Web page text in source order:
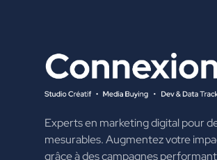
Experts en marketing digital pour
mesurables. Augmentez votre
grâce à des campagnes